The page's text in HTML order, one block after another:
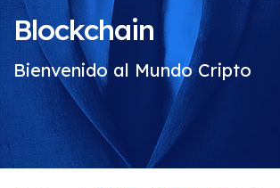
Blockchain
Bienvenido al Mundo Cripto